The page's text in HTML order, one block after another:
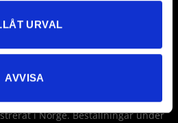
URVAL
AVVISA
i Norge. Beställningar under